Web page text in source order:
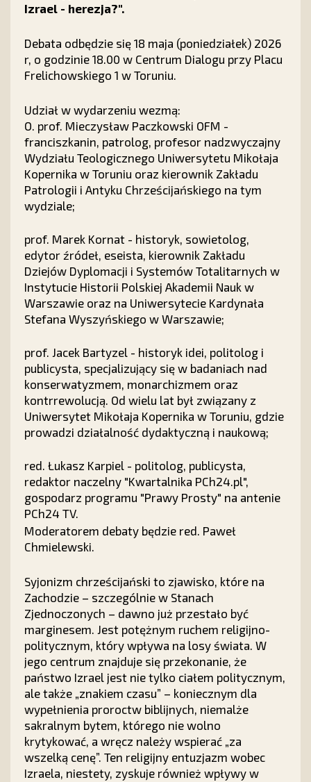
Izrael - herezja?".
Debata odbędzie się 18 maja (poniedziałek) 2026
r, o godzinie 18.00 w Centrum Dialogu przy Placu
Frelichowskiego 1 w Toruniu.
Udział w wydarzeniu wezmą:
O. prof. Mieczysław Paczkowski OFM -
franciszkanin, patrolog, profesor nadzwyczajny
Wydziału Teologicznego Uniwersytetu Mikołaja
Kopernika w Toruniu oraz kierownik Zakładu
Patrologii i Antyku Chrześcijańskiego na tym
wydziale;
prof. Marek Kornat - historyk, sowietolog,
edytor źródeł, eseista, kierownik Zakładu
Dziejów Dyplomacji i Systemów Totalitarnych w
Instytucie Historii Polskiej Akademii Nauk w
Warszawie oraz na Uniwersytecie Kardynała
Stefana Wyszyńskiego w Warszawie;
prof. Jacek Bartyzel - historyk idei, politolog i
publicysta, specjalizujący się w badaniach nad
konserwatyzmem, monarchizmem oraz
kontrrewolucją. Od wielu lat był związany z
Uniwersytet Mikołaja Kopernika w Toruniu, gdzie
prowadzi działalność dydaktyczną i naukową;
red. Łukasz Karpiel - politolog, publicysta,
redaktor naczelny "Kwartalnika PCh24.pl",
gospodarz programu "Prawy Prosty" na antenie
PCh24 TV.
Moderatorem debaty będzie red. Paweł
Chmielewski.
Syjonizm chrześcijański to zjawisko, które na
Zachodzie – szczególnie w Stanach
Zjednoczonych – dawno już przestało być
marginesem. Jest potężnym ruchem religijno-
politycznym, który wpływa na losy świata. W
jego centrum znajduje się przekonanie, że
państwo Izrael jest nie tylko ciałem politycznym,
ale także „znakiem czasu” – koniecznym dla
wypełnienia proroctw biblijnych, niemalże
sakralnym bytem, którego nie wolno
krytykować, a wręcz należy wspierać „za
wszelką cenę”. Ten religijny entuzjazm wobec
Izraela, niestety, zyskuje również wpływy w